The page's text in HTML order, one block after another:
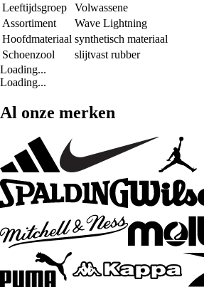
Leeftijdsgroep
Volwassene
Assortiment
Wave Lightning
Hoofdmateriaal synthetisch materiaal
Schoenzool
slijtvast rubber
Loading...
Loading...
Al onze merken